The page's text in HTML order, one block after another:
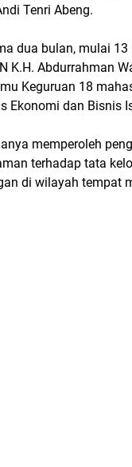
Tenri Abeng.
dua bulan, mulai
K.H. Abdurrahman
Keguruan 18
Ekonomi dan Bisnis
memperoleh
terhadap tata
di wilayah tempat